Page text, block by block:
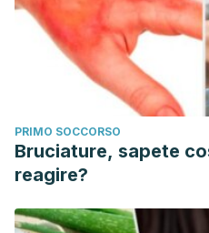
PRIMO SOCCORSO
Bruciature, sapete
reagire?